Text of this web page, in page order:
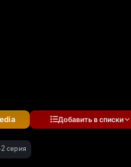
Добавить в списки
серия